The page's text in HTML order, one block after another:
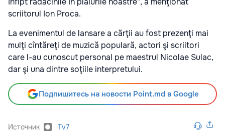
scriitorul Ion Proca.
La evenimentul de lansare a cărţii au fost prezenţi mai
mulţi cîntăreţi de muzică populară, actori şi scriitori
care l-au cunoscut personal pe maestrul Nicolae Sulac,
dar şi una dintre soţiile interpretului.
Подпишитесь на новости Point.md в Google
Источник Tv7